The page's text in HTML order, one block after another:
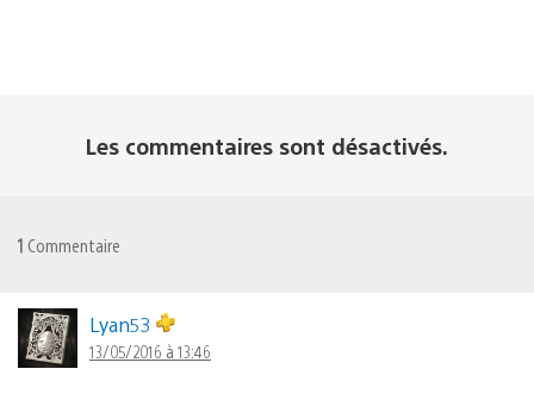
Les commentaires sont désactivés.
1 Commentaire
Lyan53
13/05/2016 à 13:46